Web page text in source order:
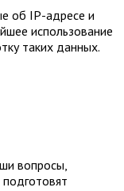
об IP-адресе и
использование
таких данных.
вопросы,